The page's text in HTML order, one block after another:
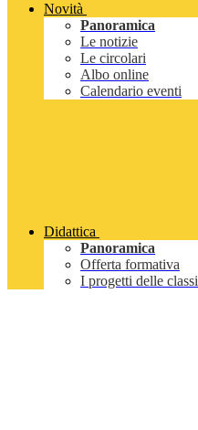
Novità
Panoramica
Le notizie
Le circolari
Albo online
Calendario eventi
Didattica
Panoramica
Offerta formativa
I progetti delle classi